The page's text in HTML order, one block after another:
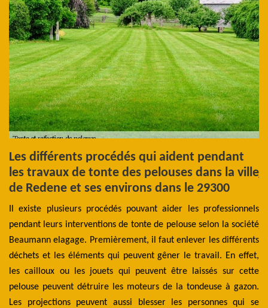
Les différents procédés qui aident pendant
les travaux de tonte des pelouses dans la ville
de Redene et ses environs dans le 29300
Il existe plusieurs procédés pouvant aider les professionnels
pendant leurs interventions de tonte de pelouse selon la société
Beaumann elagage. Premièrement, il faut enlever les différents
déchets et les éléments qui peuvent gêner le travail. En effet,
les cailloux ou les jouets qui peuvent être laissés sur cette
pelouse peuvent détruire les moteurs de la tondeuse à gazon.
Les projections peuvent aussi blesser les personnes qui se